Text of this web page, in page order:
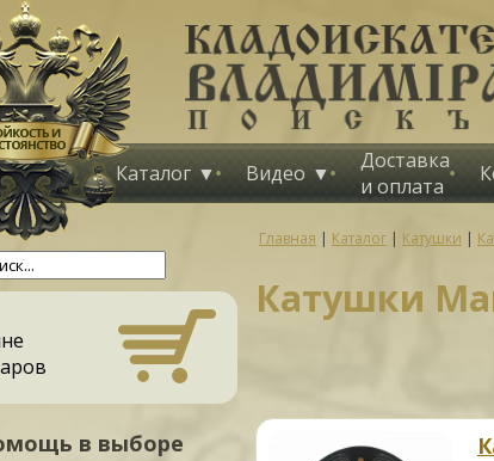
Каталог Видео
Доставка
и оплата
в выборе
Главная | Каталог | Катушки |
Катушки